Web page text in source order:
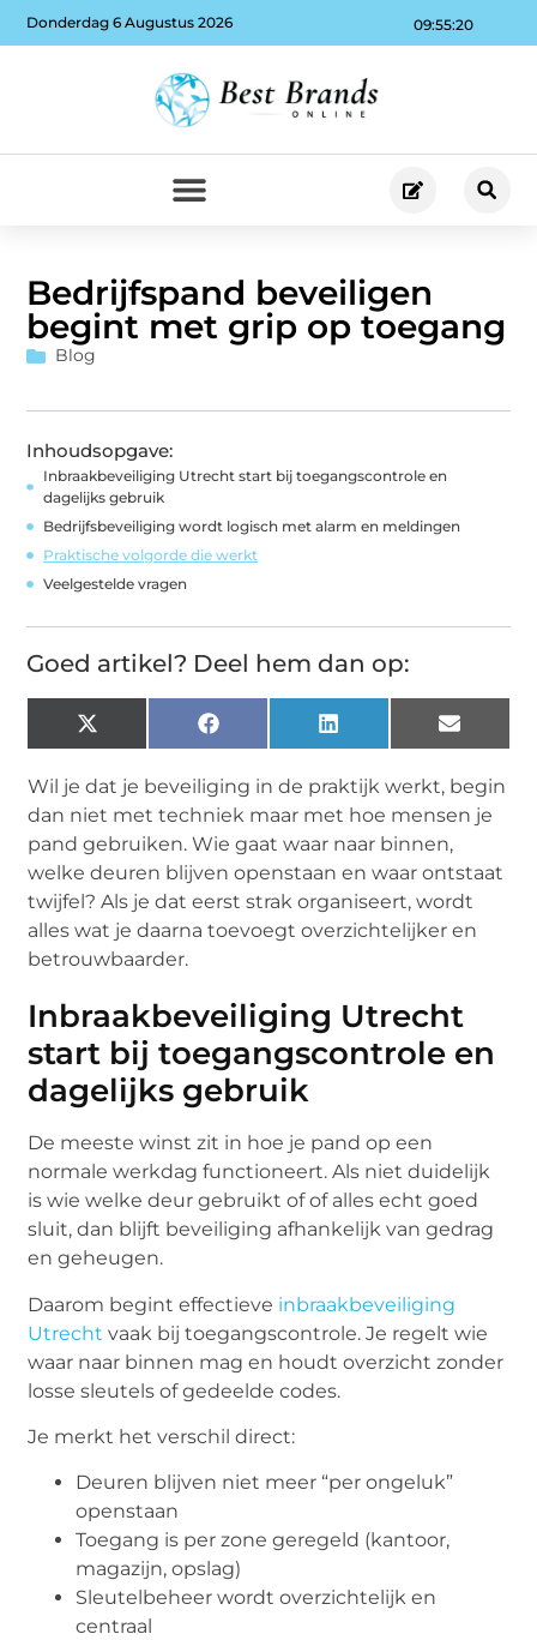
09:55:20
Donderdag 6 Augustus 2026
Bedrijfspand beveiligen
begint met grip op toegang
Blog
Inhoudsopgave:
Inbraakbeveiliging Utrecht start bij toegangscontrole en
dagelijks gebruik
Bedrijfsbeveiliging wordt logisch met alarm en meldingen
Praktische volgorde die werkt
Veelgestelde vragen
Goed artikel? Deel hem dan op:
X
(Twitter)
Facebook LinkedIn Email
Wil je dat je beveiliging in de praktijk werkt, begin
dan niet met techniek maar met hoe mensen je
pand gebruiken. Wie gaat waar naar binnen,
welke deuren blijven openstaan en waar ontstaat
twijfel? Als je dat eerst strak organiseert, wordt
alles wat je daarna toevoegt overzichtelijker en
betrouwbaarder.
Inbraakbeveiliging Utrecht
start bij toegangscontrole en
dagelijks gebruik
De meeste winst zit in hoe je pand op een
normale werkdag functioneert. Als niet duidelijk
is wie welke deur gebruikt of of alles echt goed
sluit, dan blijft beveiliging afhankelijk van gedrag
en geheugen.
Daarom begint effectieve inbraakbeveiliging
Utrecht vaak bij toegangscontrole. Je regelt wie
waar naar binnen mag en houdt overzicht zonder
losse sleutels of gedeelde codes.
Je merkt het verschil direct:
Deuren blijven niet meer “per ongeluk”
openstaan
Toegang is per zone geregeld (kantoor,
magazijn, opslag)
Sleutelbeheer wordt overzichtelijk en
centraal